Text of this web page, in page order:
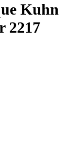
Kuhn
2217